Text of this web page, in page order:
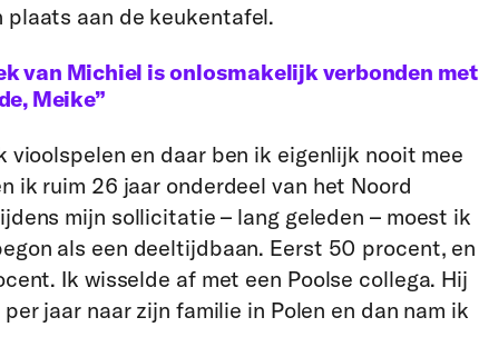
plaats aan de keukentafel.
van Michiel is onlosmakelijk verbonden met
Meike”
vioolspelen en daar ben ik eigenlijk nooit mee
ik ruim 26 jaar onderdeel van het Noord
mijn sollicitatie – lang geleden – moest ik
als een deeltijdbaan. Eerst 50 procent, en
Ik wisselde af met een Poolse collega. Hij
jaar naar zijn familie in Polen en dan nam ik